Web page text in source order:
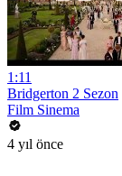
1:11
Bridgerton 2 Sezon
Film Sinema
4 yıl önce